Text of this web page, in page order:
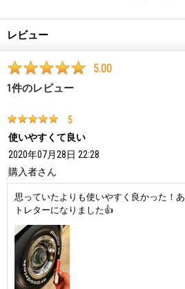
レビュー
5.00
1件のレビュー
5
使いやすくて良い
2020年07月28日 22:28
購入者さん
思っていたよりも使いやすく良かった！
トレターになりました👍